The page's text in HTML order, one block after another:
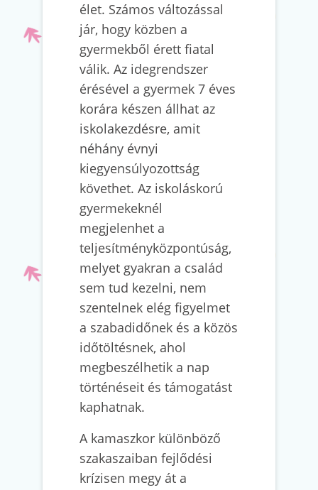
élet. Számos változással
jár, hogy közben a
gyermekből érett fiatal
válik. Az idegrendszer
érésével a gyermek 7 éves
korára készen állhat az
iskolakezdésre, amit
néhány évnyi
kiegyensúlyozottság
követhet. Az iskoláskorú
gyermekeknél
megjelenhet a
teljesítményközpontúság,
melyet gyakran a család
sem tud kezelni, nem
szentelnek elég figyelmet
a szabadidőnek és a közös
időtöltésnek, ahol
megbeszélhetik a nap
történéseit és támogatást
kaphatnak.
A kamaszkor különböző
szakaszaiban fejlődési
krízisen megy át a